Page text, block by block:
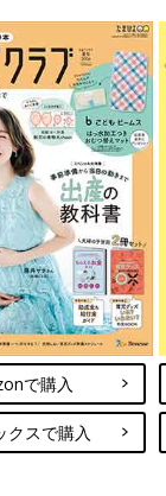
で購入
クスで購入